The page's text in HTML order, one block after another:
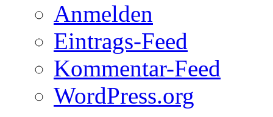
Anmelden
Eintrags-Feed
Kommentar-Feed
WordPress.org